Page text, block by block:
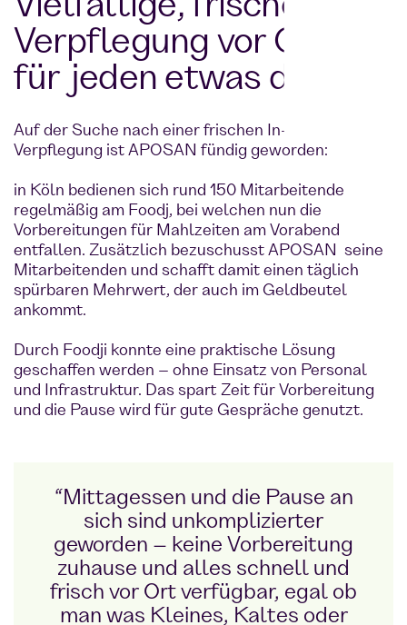
Verpflegung vor Ort –
für jeden etwas dabei
Auf der Suche nach einer frischen In-house-
Verpflegung ist APOSAN fündig geworden:
in Köln bedienen sich rund 150 Mitarbeitende
regelmäßig am Foodj, bei welchen nun die
Vorbereitungen für Mahlzeiten am Vorabend
entfallen. Zusätzlich bezuschusst APOSAN seine
Mitarbeitenden und schafft damit einen täglich
spürbaren Mehrwert, der auch im Geldbeutel
ankommt.
Durch Foodji konnte eine praktische Lösung
geschaffen werden – ohne Einsatz von Personal
und Infrastruktur. Das spart Zeit für Vorbereitung
und die Pause wird für gute Gespräche genutzt.
“Mittagessen und die Pause an
sich sind unkomplizierter
geworden – keine Vorbereitung
zuhause und alles schnell und
frisch vor Ort verfügbar, egal ob
man was Kleines, Kaltes oder